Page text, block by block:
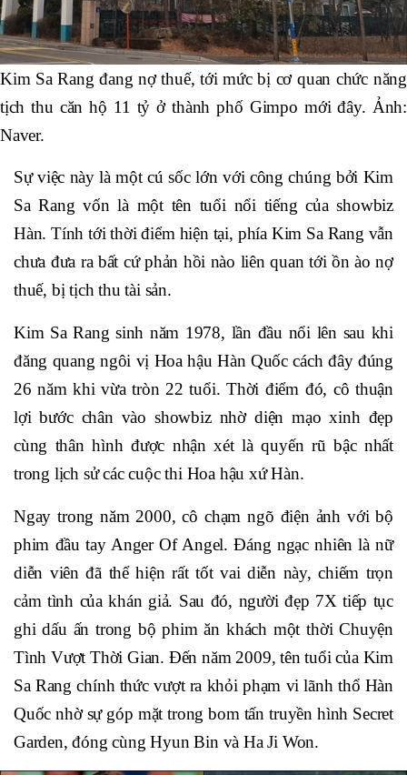
Kim Sa Rang đang nợ thuế, tới mức bị cơ quan chức năng
tịch thu căn hộ 11 tỷ ở thành phố Gimpo mới đây. Ảnh:
Naver.
Sự việc này là một cú sốc lớn với công chúng bởi Kim
Sa Rang vốn là một tên tuổi nổi tiếng của showbiz
Hàn. Tính tới thời điểm hiện tại, phía Kim Sa Rang vẫn
chưa đưa ra bất cứ phản hồi nào liên quan tới ồn ào nợ
thuế, bị tịch thu tài sản.
Kim Sa Rang sinh năm 1978, lần đầu nổi lên sau khi
đăng quang ngôi vị Hoa hậu Hàn Quốc cách đây đúng
26 năm khi vừa tròn 22 tuổi. Thời điểm đó, cô thuận
lợi bước chân vào showbiz nhờ diện mạo xinh đẹp
cùng thân hình được nhận xét là quyến rũ bậc nhất
trong lịch sử các cuộc thi Hoa hậu xứ Hàn.
Ngay trong năm 2000, cô chạm ngõ điện ảnh với bộ
phim đầu tay Anger Of Angel. Đáng ngạc nhiên là nữ
diễn viên đã thể hiện rất tốt vai diễn này, chiếm trọn
cảm tình của khán giả. Sau đó, người đẹp 7X tiếp tục
ghi dấu ấn trong bộ phim ăn khách một thời Chuyện
Tình Vượt Thời Gian. Đến năm 2009, tên tuổi của Kim
Sa Rang chính thức vượt ra khỏi phạm vi lãnh thổ Hàn
Quốc nhờ sự góp mặt trong bom tấn truyền hình Secret
Garden, đóng cùng Hyun Bin và Ha Ji Won.